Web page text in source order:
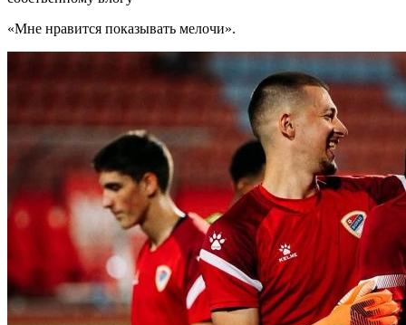
«Мне нравится показывать мелочи».